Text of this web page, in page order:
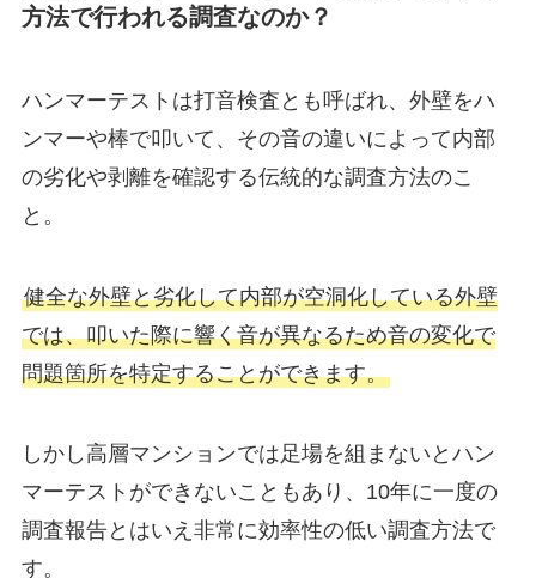
方法で行われる調査なのか？
ハンマーテストは打音検査とも呼ばれ、外壁をハ
ンマーや棒で叩いて、その音の違いによって内部
の劣化や剥離を確認する伝統的な調査方法のこ
と。
健全な外壁と劣化して内部が空洞化している外壁
では、叩いた際に響く音が異なるため音の変化で
問題箇所を特定することができます。
しかし高層マンションでは足場を組まないとハン
マーテストができないこともあり、10年に一度の
調査報告とはいえ非常に効率性の低い調査方法で
す。